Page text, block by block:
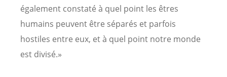
également constaté à quel point les êtres
humains peuvent être séparés et parfois
hostiles entre eux, et à quel point notre monde
est divisé.»